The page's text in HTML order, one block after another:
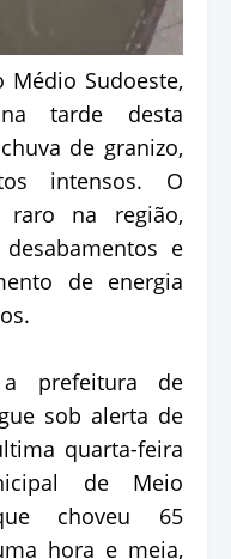
Sudoeste,
tarde desta
de granizo,
intensos. O
raro na região,
e
de energia
a prefeitura de
sob alerta de
quarta-feira
de Meio
choveu 65
hora e meia,